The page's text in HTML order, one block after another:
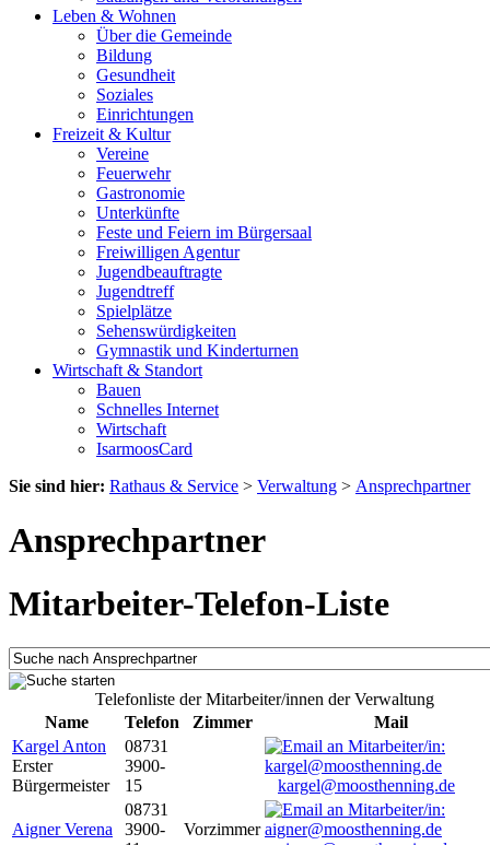
Leben & Wohnen
Über die Gemeinde
Bildung
Gesundheit
Soziales
Einrichtungen
Freizeit & Kultur
Vereine
Feuerwehr
Gastronomie
Unterkünfte
Feste und Feiern im Bürgersaal
Freiwilligen Agentur
Jugendbeauftragte
Jugendtreff
Spielplätze
Sehenswürdigkeiten
Gymnastik und Kinderturnen
Wirtschaft & Standort
Bauen
Schnelles Internet
Wirtschaft
IsarmoosCard
Sie sind hier: Rathaus & Service > Verwaltung > Ansprechpartner
Ansprechpartner
Mitarbeiter-Telefon-Liste
Telefonliste der Mitarbeiter/innen der Verwaltung
Name
Telefon Zimmer
Mail
Kargel Anton
Erster
Bürgermeister
08731
3900-
15
kargel@moosthenning.de
Aigner Verena
08731
3900-
Vorzimmer